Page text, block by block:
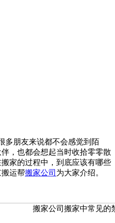
多朋友来说都不会感觉到陌
，也都会想起当时收拾零零散
家的过程中，到底应该有哪些
运帮搬家公司 为大家介绍。